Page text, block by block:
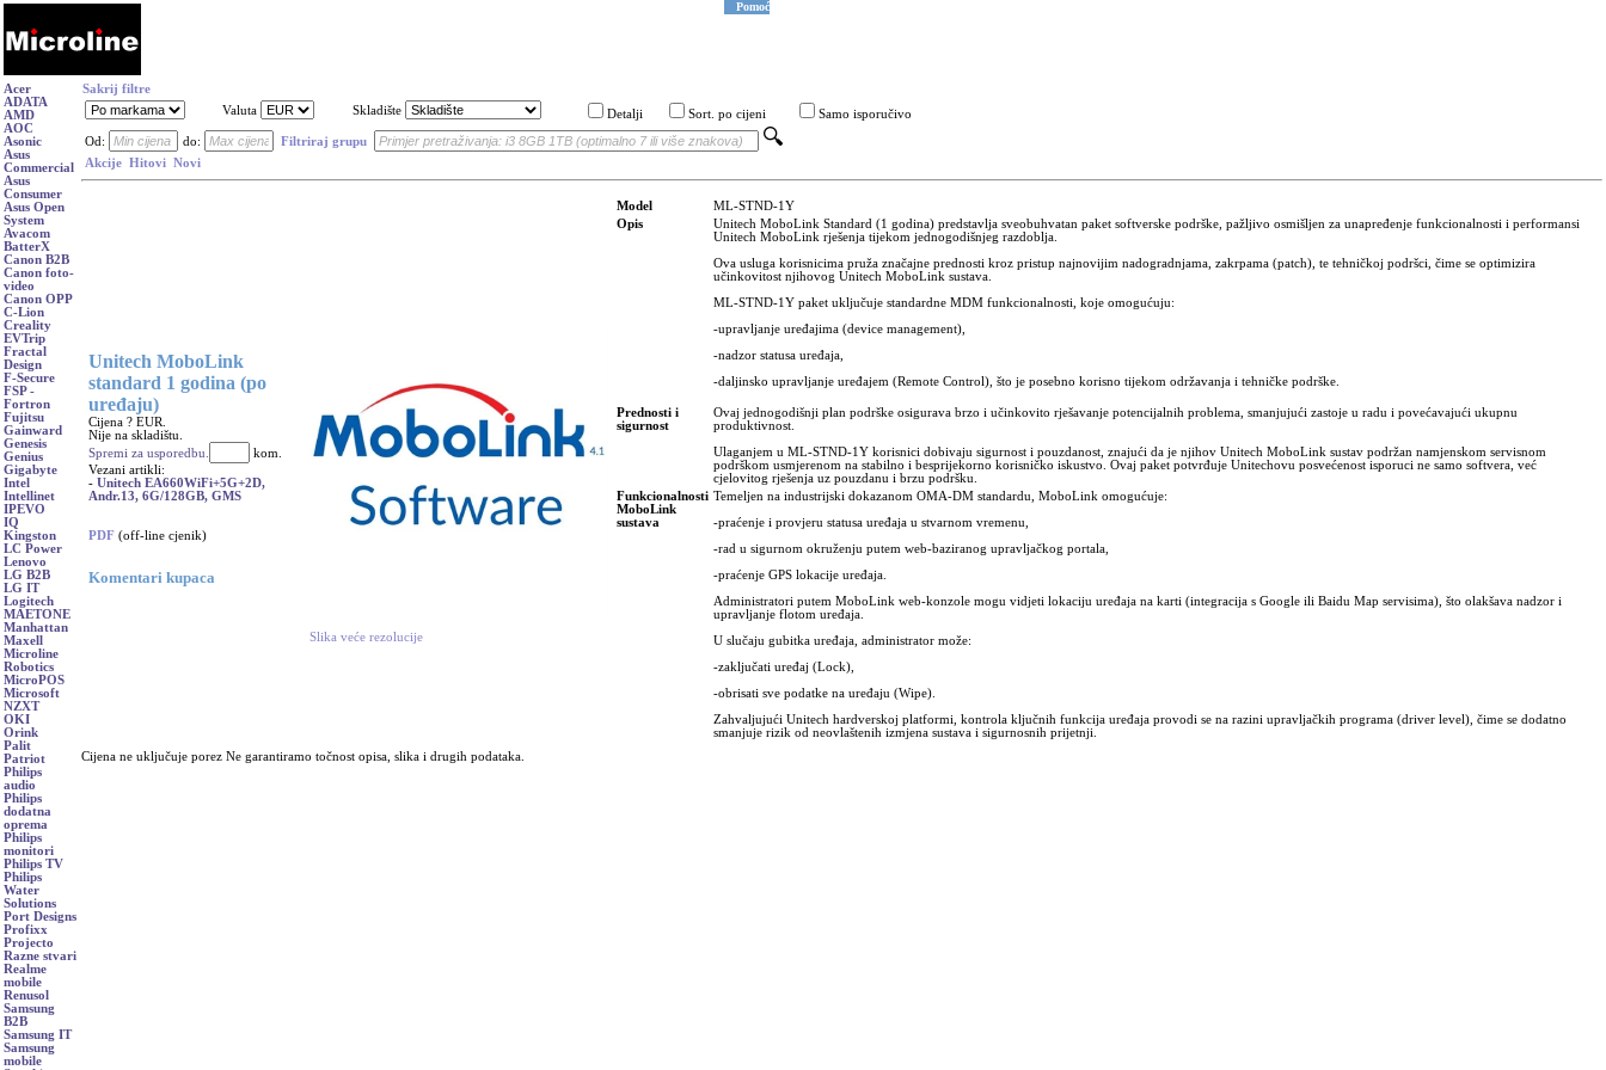
Pomoć
Acer
ADATA
AMD
AOC
Asonic
Asus
Commercial
Asus
Consumer
Asus Open
System
Avacom
BatterX
Canon B2B
Canon foto-
video
Canon OPP
C-Lion
Creality
EVTrip
Fractal
Design
F-Secure
FSP -
Fortron
Fujitsu
Gainward
Genesis
Genius
Gigabyte
Intel
Intellinet
IPEVO
IQ
Kingston
LC Power
Lenovo
LG B2B
LG IT
Logitech
MAETONE
Manhattan
Maxell
Microline
Robotics
MicroPOS
Microsoft
NZXT
OKI
Orink
Palit
Patriot
Philips
audio
Philips
dodatna
oprema
Philips
monitori
Philips TV
Philips
Water
Solutions
Port Designs
Profixx
Projecto
Razne stvari
Realme
mobile
Renusol
Samsung
B2B
Samsung IT
Samsung
mobile
Sakrij filtre
Valuta
Skladište Detalji Sort. po cijeni Samo isporučivo
Od: do:
Filtriraj grupu
Akcije Hitovi Novi
Unitech MoboLink
standard 1 godina (po
uređaju)
Cijena ? EUR.
Nije na skladištu.
Spremi za usporedbu.
kom.
Vezani artikli:
- Unitech EA660WiFi+5G+2D,
Andr.13, 6G/128GB, GMS
PDF (off-line cjenik)
Komentari kupaca
Slika veće rezolucije
Model
ML-STND-1Y
Opis
Unitech MoboLink Standard (1 godina) predstavlja sveobuhvatan paket softverske podrške, pažljivo osmišljen za unapređenje funkcionalnosti i performansi
Unitech MoboLink rješenja tijekom jednogodišnjeg razdoblja.
Ova usluga korisnicima pruža značajne prednosti kroz pristup najnovijim nadogradnjama, zakrpama (patch), te tehničkoj podršci, čime se optimizira
učinkovitost njihovog Unitech MoboLink sustava.
ML-STND-1Y paket uključuje standardne MDM funkcionalnosti, koje omogućuju:
-upravljanje uređajima (device management),
-nadzor statusa uređaja,
-daljinsko upravljanje uređajem (Remote Control), što je posebno korisno tijekom održavanja i tehničke podrške.
Prednosti i
sigurnost
Ovaj jednogodišnji plan podrške osigurava brzo i učinkovito rješavanje potencijalnih problema, smanjujući zastoje u radu i povećavajući ukupnu
produktivnost.
Ulaganjem u ML-STND-1Y korisnici dobivaju sigurnost i pouzdanost, znajući da je njihov Unitech MoboLink sustav podržan namjenskom servisnom
podrškom usmjerenom na stabilno i besprijekorno korisničko iskustvo. Ovaj paket potvrđuje Unitechovu posvećenost isporuci ne samo softvera, već
cjelovitog rješenja uz pouzdanu i brzu podršku.
Funkcionalnosti
MoboLink
sustava
Temeljen na industrijski dokazanom OMA-DM standardu, MoboLink omogućuje:
-praćenje i provjeru statusa uređaja u stvarnom vremenu,
-rad u sigurnom okruženju putem web-baziranog upravljačkog portala,
-praćenje GPS lokacije uređaja.
Administratori putem MoboLink web-konzole mogu vidjeti lokaciju uređaja na karti (integracija s Google ili Baidu Map servisima), što olakšava nadzor i
upravljanje flotom uređaja.
U slučaju gubitka uređaja, administrator može:
-zaključati uređaj (Lock),
-obrisati sve podatke na uređaju (Wipe).
Zahvaljujući Unitech hardverskoj platformi, kontrola ključnih funkcija uređaja provodi se na razini upravljačkih programa (driver level), čime se dodatno
smanjuje rizik od neovlaštenih izmjena sustava i sigurnosnih prijetnji.
Cijena ne uključuje porez Ne garantiramo točnost opisa, slika i drugih podataka.